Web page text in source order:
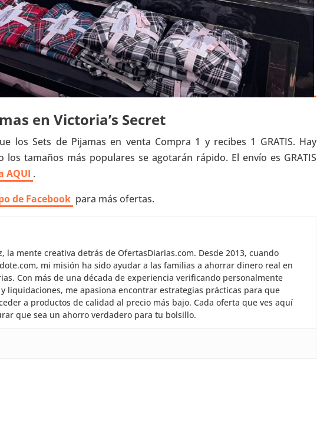
en Victoria’s Secret
los Sets de Pijamas en venta Compra 1 y recibes 1 GRATIS. Hay
los tamaños más populares se agotarán rápido. El envío es GRATIS
AQUI .
de Facebook para más ofertas.
la mente creativa detrás de OfertasDiarias.com. Desde 2013, cuando
mi misión ha sido ayudar a las familias a ahorrar dinero real en
Con más de una década de experiencia verificando personalmente
liquidaciones, me apasiona encontrar estrategias prácticas para que
a productos de calidad al precio más bajo. Cada oferta que ves aquí
que sea un ahorro verdadero para tu bolsillo.